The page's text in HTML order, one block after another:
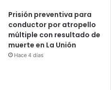
Prisión preventiva para
conductor por atropello
múltiple con resultado de
muerte en La Unión
Hace 4 días